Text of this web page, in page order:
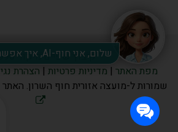
שלום, אני חוף-AI, איך אפשר לעזור?
קיבוץ שפיים מיקוד 60990.
מפת האתר | מדיניות פרטיות | הצהרת
שמורות ל-מועצה אזורית חוף השרון.